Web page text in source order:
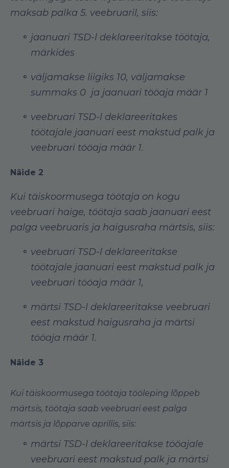
maksab palka 5. veebruaril, siis:
jaanuari TSD-l deklareeritakse töötaja,
märkides
väljamakse liigiks 10, väljamakse
summaks 0 ja jaanuari tööaja määr 1
veebruari TSD-l deklareeritakes
töötajale jaanuari eest makstud palk ja
veebruari tööaja määr 1.
Näide 2
Kui täiskoormusega töötaja on kogu
veebruari haige, töötaja saab jaanuari eest
palga veebruaris ja haigusraha märtsis, siis:
veebruari TSD-l deklareeritakse
töötajale jaanuari eest makstud palk ja
veebruari tööaja määr 1,
märtsi TSD-l deklareeritakse veebruari
eest makstud haigusraha ja märtsi
tööaja määr 1.
Näide 3
Kui täiskoormusega töötaja tööleping lõppeb
märtsis, töötaja saab veebruari eest palga
märtsis ja lõpparve aprillis, siis:
märtsi TSD-l deklareeritakse tööajale
veebruari eest makstud palk ja märtsi